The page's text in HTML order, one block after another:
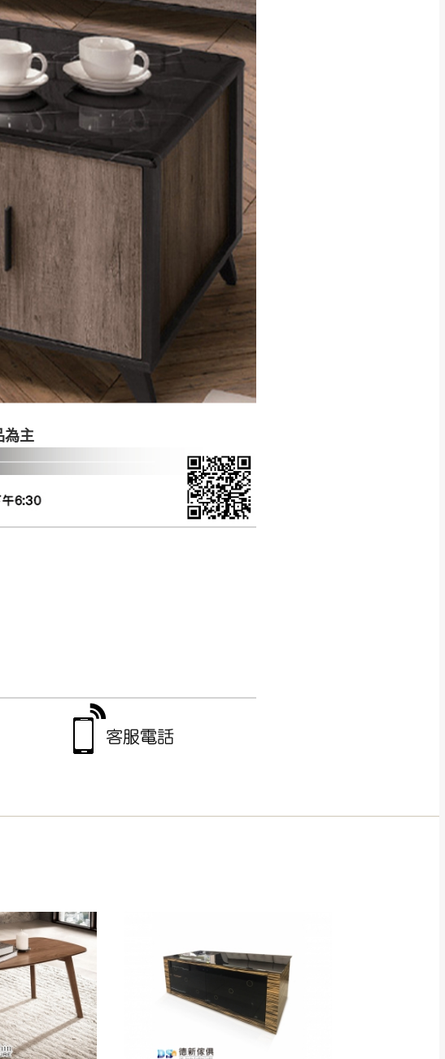
為主
雙溪、貢寮、烏來、平溪、九份、石
門、林口 下福里、新店山區、三峽山區、
石碇、坪林、福隆、淡水山區、北投湖山
路、深坑山區
基隆山區
卓蘭鎮、三灣、通霄山區、西湖、泰安
鄉、大湖鄉、頭屋、獅潭鄉
認
收送貨
台東、金門、馬祖、澎湖地區
式吊運，費用將由買方自行支付。
送達，司機當天到貨前皆會再與您通知，
安全，本司得視狀況延後或停止運送服
的吊掛方式吊運，費用將由買方自
特定時間送達，司機當天到貨前皆
寄出，另外約加上2~7個工作天內
更換新品，運費皆由本站負責，
類產品需為未拆封狀態(請保持商
上述方式處理，恕無法接受退貨。
度等因素， 與實際商品的顏色、
您訂購前詳加確認。(包含商品尺寸
值(約正負0.5CM) 詳細尺寸以實品
ID：
辦理退換貨。
使用習慣、居家環境不同。若屬人
行吸收(另事先與消費者報價，消費
鑑賞期內退貨之情形，我們需酌收
0800-085-717。